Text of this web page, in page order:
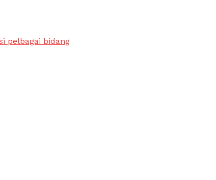
pelbagai bidang